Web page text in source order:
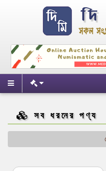
সব ধরনের পণ্য